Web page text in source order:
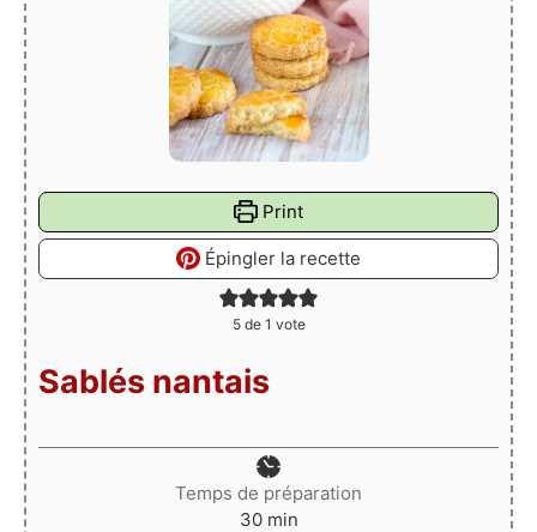
Print
Épingler la recette
5de 1 vote
Sablés nantais
Temps de préparation
30minutes
min